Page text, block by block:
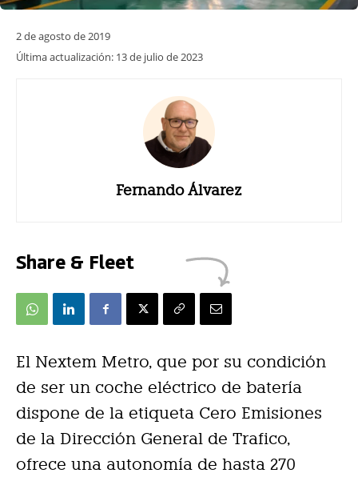
2 de agosto de 2019
Última actualización: 13 de julio de 2023
Fernando Álvarez
Share & Fleet
El Nextem Metro, que por su condición
de ser un coche eléctrico de batería
dispone de la etiqueta Cero Emisiones
de la Dirección General de Trafico,
ofrece una autonomía de hasta 270